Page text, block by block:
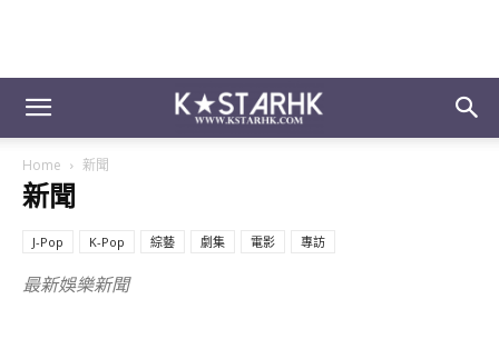
Home 新聞
新聞
J-Pop K-Pop 綜藝 劇集 電影 專訪
最新娛樂新聞